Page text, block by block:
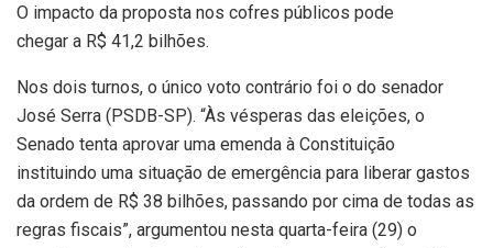
O impacto da proposta nos cofres públicos pode
chegar a R$ 41,2 bilhões.
Nos dois turnos, o único voto contrário foi o do senador
José Serra (PSDB-SP). “Às vésperas das eleições, o
Senado tenta aprovar uma emenda à Constituição
instituindo uma situação de emergência para liberar gastos
da ordem de R$ 38 bilhões, passando por cima de todas as
regras fiscais”, argumentou nesta quarta-feira (29) o